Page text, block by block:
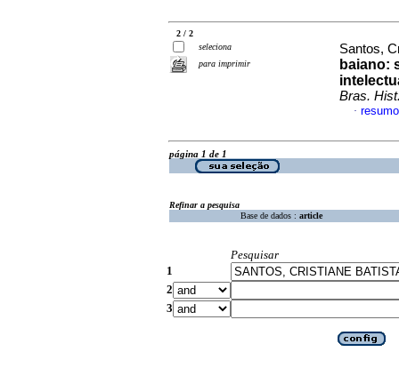
2 / 2
seleciona
para imprimir
Santos,
baiano:
Bras.
·
página 1 de 1
Refinar a pesquisa
Base de dados : article
Pesquisar
1
2
3